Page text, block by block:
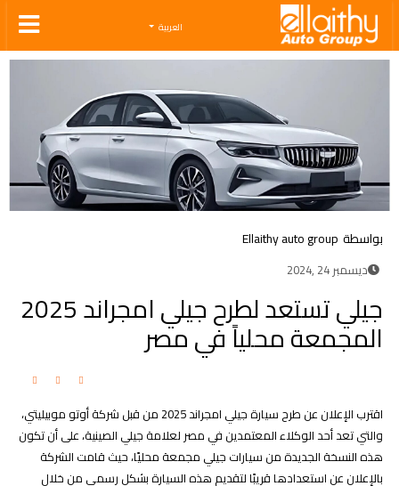
Ellaithy Auto Group
العربية
بواسطة Ellaithy auto group
ديسمبر 24 ,2024
جيلي تستعد لطرح جيلي امجراند 2025
المجمعة محلياً في مصر
اقترب الإعلان عن طرح سيارة جيلي امجراند 2025 من قبل شركة أوتو موبيليتي،
والتي تعد أحد الوكلاء المعتمدين في مصر لعلامة جيلي الصينية، على أن تكون
هذه النسخة الجديدة من سيارات جيلي مجمعة محليًا، حيث قامت الشركة
بالإعلان عن استعدادها قريبًا لتقديم هذه السيارة بشكل رسمي من خلال